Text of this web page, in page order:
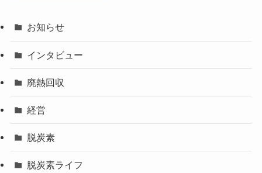
お知らせ
インタビュー
廃熱回収
経営
脱炭素
脱炭素ライフ